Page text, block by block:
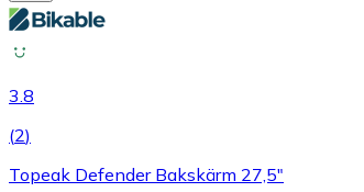
3.8
(2)
Topeak Defender Bakskärm 27,5"